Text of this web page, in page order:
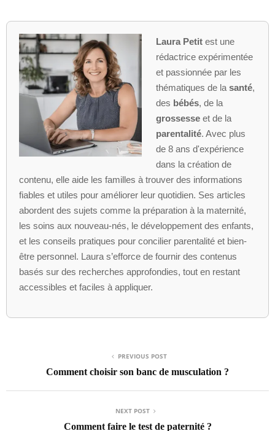
Laura Petitest une
rédactrice expérimentée
et passionnée par les
thématiques de la santé,
des bébés, de la
grossesseet de la
parentalité. Avec plus
de 8 ans d'expérience
dans la création de
contenu, elle aide les familles à trouver des informations
fiables et utiles pour améliorer leur quotidien. Ses articles
abordent des sujets comme la préparation à la maternité,
les soins aux nouveau-nés, le développement des enfants,
et les conseils pratiques pour concilier parentalité et bien-
être personnel. Laura s’efforce de fournir des contenus
basés sur des recherches approfondies, tout en restant
accessibles et faciles à appliquer.
PREVIOUS POST
Comment choisir son banc de musculation ?
NEXT POST
Comment faire le test de paternité ?